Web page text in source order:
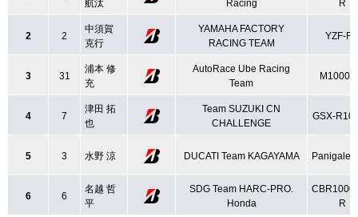
航汰
Racing
R
2 2
中須賀
克行
YAMAHA FACTORY
RACING TEAM
YZF-R1
3 31
浦本 修
充
AutoRace Ube Racing
Team
4 7
津田 拓
也
Team SUZUKI CN
CHALLENGE
GSX-
5 3 水野 涼 DUCATI Team KAGAYAMA Panigale
6 6
名越 哲
平
SDG Team HARC‐PRO.
Honda
R